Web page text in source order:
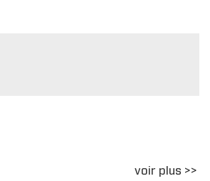
voir plus >>